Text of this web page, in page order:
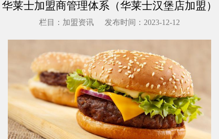
华莱士加盟商管理体系（华莱士汉堡店加盟）
栏目：加盟资讯 发布时间：2023-12-12